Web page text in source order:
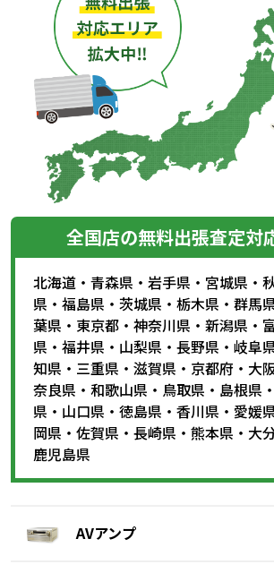
全国店の無料出張査定対
北海道 ・ 青森県 ・ 岩手県 ・ 宮城県 ・
県 ・ 福島県 ・ 茨城県 ・ 栃木県 ・ 群馬
葉県 ・ 東京都 ・ 神奈川県 ・ 新潟県 ・
県 ・ 福井県 ・ 山梨県 ・ 長野県 ・ 岐阜
知県 ・ 三重県 ・ 滋賀県 ・ 京都府 ・ 大
奈良県 ・ 和歌山県 ・ 鳥取県 ・ 島根県 ・
県 ・ 山口県 ・ 徳島県 ・ 香川県 ・ 愛媛
岡県 ・ 佐賀県 ・ 長崎県 ・ 熊本県 ・ 大
鹿児島県
AVアンプ